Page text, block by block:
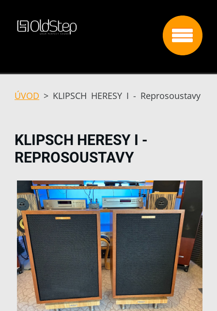
ÚVOD > KLIPSCH HERESY I - Reprosoustavy
KLIPSCH HERESY I -
REPROSOUSTAVY